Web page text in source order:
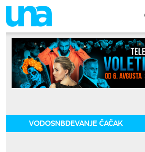
VODOSNBDEVANJE ČAČAK